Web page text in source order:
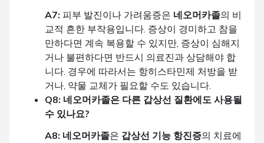
A7: 피부 발진이나 가려움증은 네오머카졸의 비
교적 흔한 부작용입니다. 증상이 경미하고 참을
만하다면 계속 복용할 수 있지만, 증상이 심해지
거나 불편하다면 반드시 의료진과 상담해야 합
니다. 경우에 따라서는 항히스타민제 처방을 받
거나, 약물 교체가 필요할 수도 있습니다.
Q8: 네오머카졸은 다른 갑상선 질환에도 사용될
수 있나요?
A8: 네오머카졸은 갑상선 기능 항진증의 치료에